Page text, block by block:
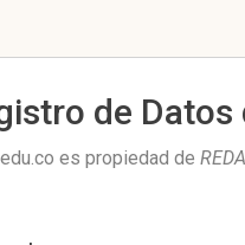
de
es propiedad de